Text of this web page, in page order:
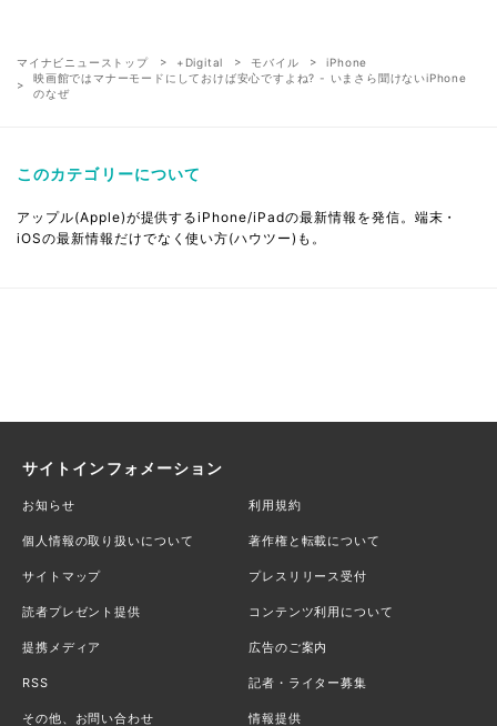
マイナビニューストップ +Digital モバイル
iPhone
映画館ではマナーモードにしておけば安心ですよね? - いまさら聞けないiPhone
のなぜ
このカテゴリーについて
アップル(Apple)が提供するiPhone/iPadの最新情報を発信。端末・
iOSの最新情報だけでなく使い方(ハウツー)も。
サイトインフォメーション
お知らせ 利用規約
個人情報の取り扱いについて 著作権と転載について
サイトマップ プレスリリース受付
読者プレゼント提供 コンテンツ利用について
提携メディア 広告のご案内
RSS 記者・ライター募集
その他、お問い合わせ 情報提供